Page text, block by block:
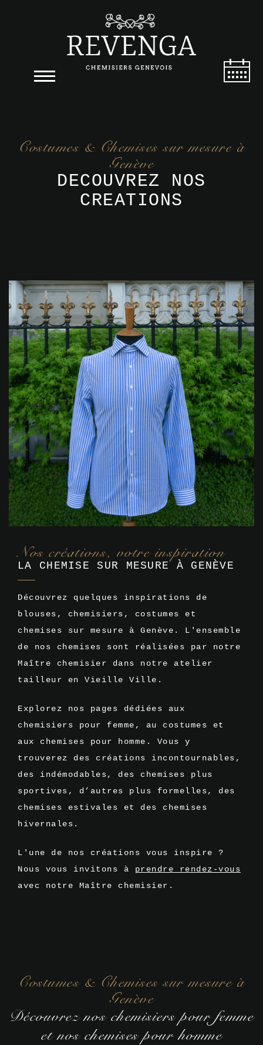
Costumes & Chemises sur mesure à
Genève
DECOUVREZ NOS
CREATIONS
Nos créations, votre inspiration
LA CHEMISE SUR MESURE À GENÈVE
Découvrez quelques inspirations de
blouses, chemisiers, costumes et
chemises sur mesure à Genève. L'ensemble
de nos chemises sont réalisées par notre
Maître chemisier dans notre atelier
tailleur en Vieille Ville.
Explorez nos pages dédiées aux
chemisiers pour femme, au costumes et
aux chemises pour homme. Vous y
trouverez des créations incontournables,
des indémodables, des chemises plus
sportives, d’autres plus formelles, des
chemises estivales et des chemises
hivernales.
L'une de nos créations vous inspire ?
Nous vous invitons à prendre rendez-vous
avec notre Maître chemisier.
Costumes & Chemises sur mesure à
Genève
Découvrez nos chemisiers pour femme
et nos chemises pour homme